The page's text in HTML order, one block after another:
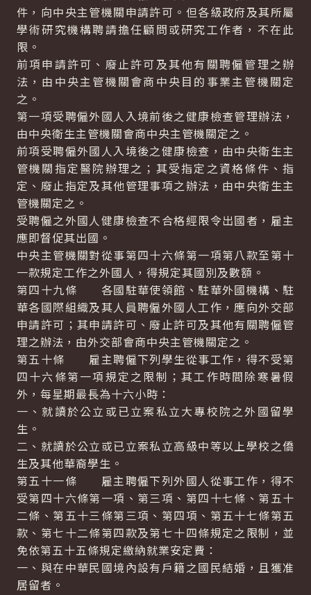
件，向中央主管機關申請許可。但各級政府及其所屬
學術研究機構聘請擔任顧問或研究工作者，不在此
限。
前項申請許可、廢止許可及其他有關聘僱管理之辦
法，由中央主管機關會商中央目的事業主管機關定
之。
第一項受聘僱外國人入境前後之健康檢查管理辦法，
由中央衛生主管機關會商中央主管機關定之。
前項受聘僱外國人入境後之健康檢查，由中央衛生主
管機關指定醫院辦理之；其受指定之資格條件、指
定、廢止指定及其他管理事項之辦法，由中央衛生主
管機關定之。
受聘僱之外國人健康檢查不合格經限令出國者，雇主
應即督促其出國。
中央主管機關對從事第四十六條第一項第八款至第十
一款規定工作之外國人，得規定其國別及數額。
第四十九條 各國駐華使領館、駐華外國機構、駐
華各國際組織及其人員聘僱外國人工作，應向外交部
申請許可；其申請許可、廢止許可及其他有關聘僱管
理之辦法，由外交部會商中央主管機關定之。
第五十條 雇主聘僱下列學生從事工作，得不受第
四十六條第一項規定之限制；其工作時間除寒暑假
外，每星期最長為十六小時：
一、就讀於公立或已立案私立大專校院之外國留學
生。
二、就讀於公立或已立案私立高級中等以上學校之僑
生及其他華裔學生。
第五十一條 雇主聘僱下列外國人從事工作，得不
受第四十六條第一項、第三項、第四十七條、第五十
二條、第五十三條第三項、第四項、第五十七條第五
款、第七十二條第四款及第七十四條規定之限制，並
免依第五十五條規定繳納就業安定費：
一、與在中華民國境內設有戶籍之國民結婚，且獲准
居留者。